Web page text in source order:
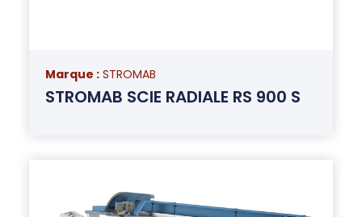
Marque : STROMAB
STROMAB SCIE RADIALE RS 900 S